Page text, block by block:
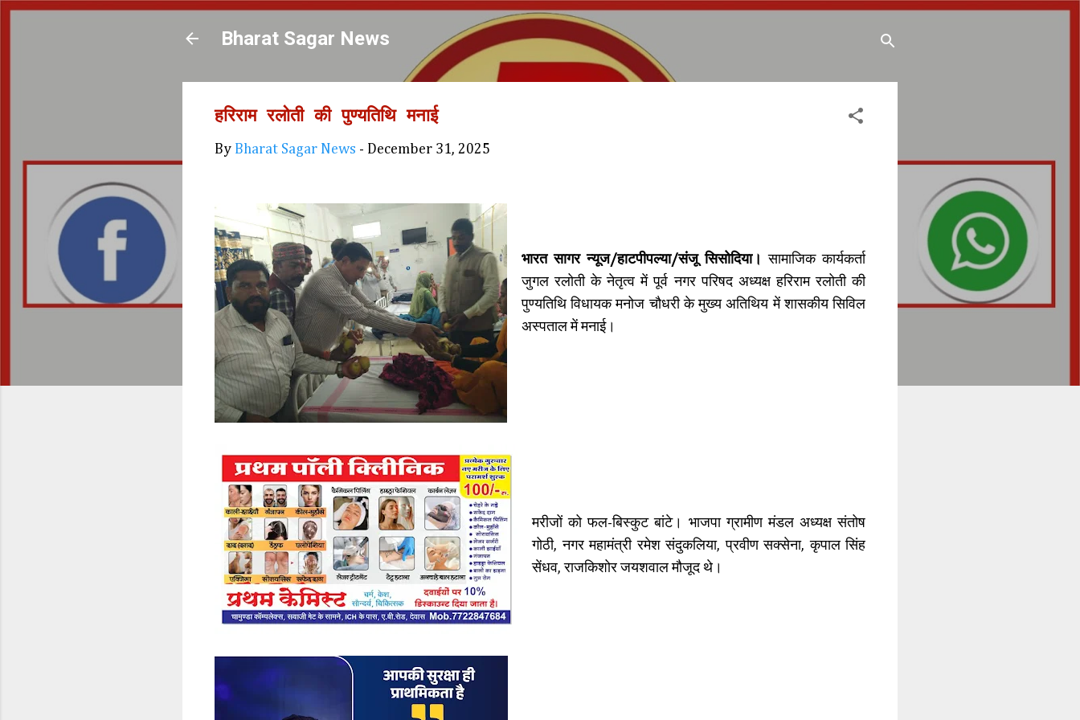
Skip to main content
Bharat Sagar News
हरिराम रलोती की पुण्यतिथि मनाई
By Bharat Sagar News - December 31, 2025
भारत सागर न्यूज/हाटपीपल्या/संजू सिसोदिया। सामाजिक कार्यकर्ता
जुगल रलोती के नेतृत्व में पूर्व नगर परिषद अध्यक्ष हरिराम रलोती की
पुण्यतिथि विधायक मनोज चौधरी के मुख्य अतिथिय में शासकीय सिविल
अस्पताल में मनाई।
मरीजों को फल-बिस्कुट बांटे। भाजपा ग्रामीण मंडल अध्यक्ष संतोष
गोठी, नगर महामंत्री रमेश संदुकलिया, प्रवीण सक्सेना, कृपाल सिंह
सेंधव, राजकिशोर जयशवाल मौजूद थे।